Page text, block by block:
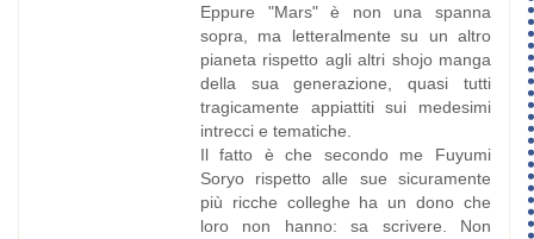
Eppure "Mars" è non una spanna
sopra, ma letteralmente su un altro
pianeta rispetto agli altri shojo manga
della sua generazione, quasi tutti
tragicamente appiattiti sui medesimi
intrecci e tematiche.
Il fatto è che secondo me Fuyumi
Soryo rispetto alle sue sicuramente
più ricche colleghe ha un dono che
loro non hanno: sa scrivere. Non